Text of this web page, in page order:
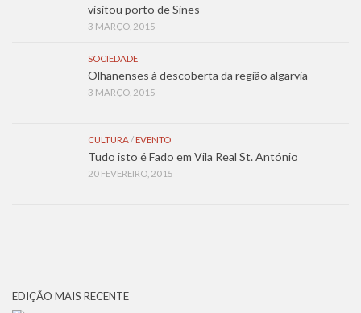
visitou porto de Sines
3 MARÇO, 2015
SOCIEDADE
Olhanenses à descoberta da região algarvia
3 MARÇO, 2015
CULTURA/ EVENTO
Tudo isto é Fado em Vila Real St. António
20 FEVEREIRO, 2015
EDIÇÃO MAIS RECENTE